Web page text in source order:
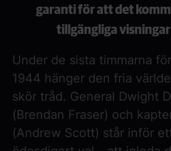
garanti för att det
tillgängliga
Under de sista timmarna
1944 hänger den fria
skör tråd. General Dwight
(Brendan Fraser) och
(Andrew Scott) står inför